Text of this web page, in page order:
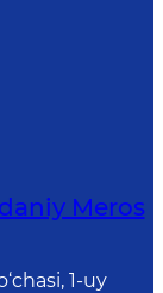
Meros
1-uy